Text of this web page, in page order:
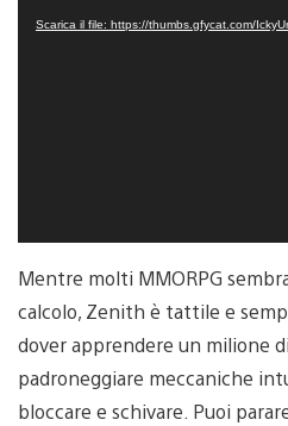
Scarica il file: https://thumbs.gfycat.com/
Mentre molti MMORPG
calcolo, Zenith è tattile e
dover apprendere un milione
padroneggiare meccaniche
bloccare e schivare. Puoi